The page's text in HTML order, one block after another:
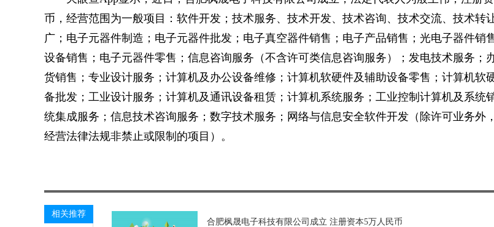
币，经营范围为一般项目：软件开发；技术服务、技术开发、技术咨询、技术交流、技术转
广；电子元器件制造；电子元器件批发；电子真空器件销售；电子产品销售；光电子器件销
设备销售；电子元器件零售；信息咨询服务（不含许可类信息咨询服务）；发电技术服务；
货销售；专业设计服务；计算机及办公设备维修；计算机软硬件及辅助设备零售；计算机软
备批发；工业设计服务；计算机及通讯设备租赁；计算机系统服务；工业控制计算机及系统
统集成服务；信息技术咨询服务；数字技术服务；网络与信息安全软件开发（除许可业务外
经营法律法规非禁止或限制的项目）。
相关推荐
合肥枫晟电子科技有限公司成立 注册资本5万人民币